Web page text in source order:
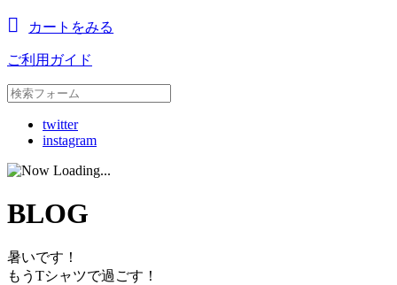
カートをみる
ご利用ガイド
twitter
instagram
BLOG
暑いです！
もうTシャツで過ごす！